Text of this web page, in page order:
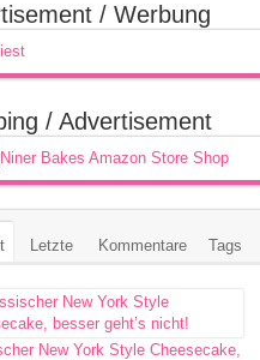
/ Werbung
/ Advertisement
Letzte Kommentare Tags
New York Style Cheesecake,